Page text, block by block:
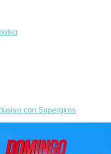
con Supergiros